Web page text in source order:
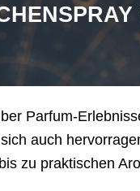
Parfum-
auch
zu praktischen